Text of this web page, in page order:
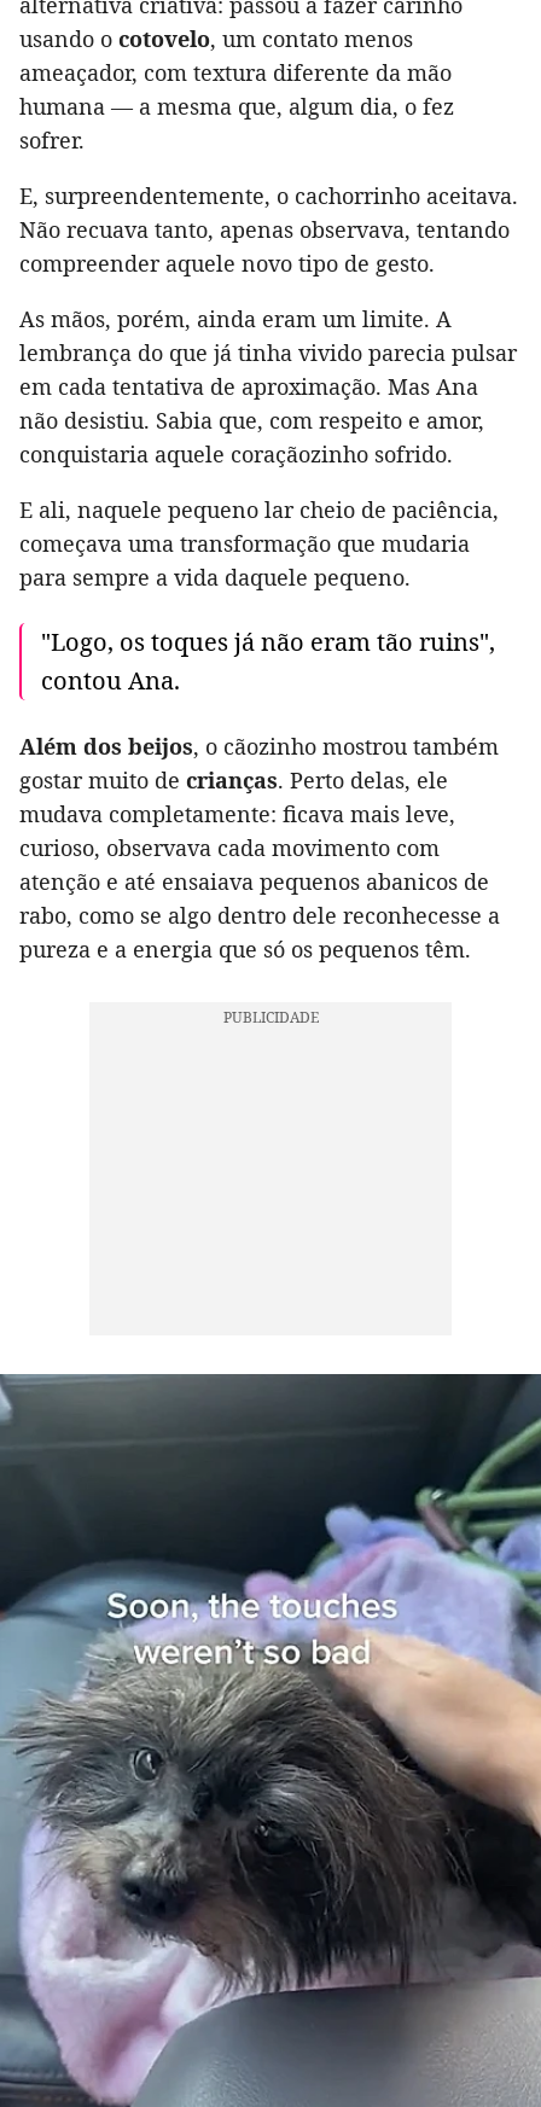
usando o cotovelo, um contato menos
ameaçador, com textura diferente da mão
humana — a mesma que, algum dia, o fez
sofrer.
E, surpreendentemente, o cachorrinho aceitava.
Não recuava tanto, apenas observava, tentando
compreender aquele novo tipo de gesto.
As mãos, porém, ainda eram um limite. A
lembrança do que já tinha vivido parecia pulsar
em cada tentativa de aproximação. Mas Ana
não desistiu. Sabia que, com respeito e amor,
conquistaria aquele coraçãozinho sofrido.
E ali, naquele pequeno lar cheio de paciência,
começava uma transformação que mudaria
para sempre a vida daquele pequeno.
"Logo, os toques já não eram tão ruins",
contou Ana.
Além dos beijos, o cãozinho mostrou também
gostar muito de crianças. Perto delas, ele
mudava completamente: ficava mais leve,
curioso, observava cada movimento com
atenção e até ensaiava pequenos abanicos de
rabo, como se algo dentro dele reconhecesse a
pureza e a energia que só os pequenos têm.